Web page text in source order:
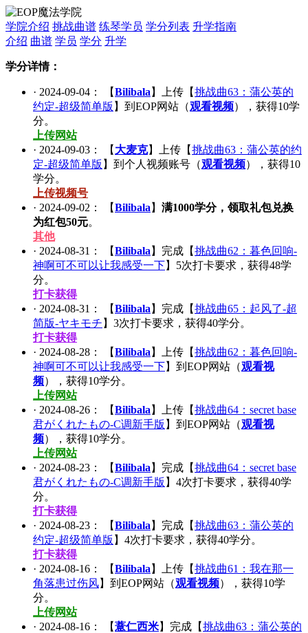
学院介绍 挑战曲谱 练琴学员 学分列表 升学指南
介绍 曲谱 学员 学分 升学
学分详情：
· 2024-09-04 ： 【Bilibala 】上传【挑战曲63：蒲公英的
约定-超级简单版 】到EOP网站（观看视频），获得10学
分。
上传网站
· 2024-09-03 ： 【 大麦克】上传【挑战曲63：蒲公英的约
定-超级简单版 】到个人视频账号（观看视频），获得10
学分。
上传视频号
· 2024-09-02 ： 【Bilibala 】 满1000学分，领取礼包兑换
为红包50元。
其他
· 2024-08-31 ： 【Bilibala 】完成【挑战曲62：暮色回响-
神啊可不可以让我感受一下】 5次打卡要求，获得48学
分。
打卡获得
· 2024-08-31 ： 【Bilibala 】完成【挑战曲65：起风了-超
简版-ヤキモチ 】 3次打卡要求，获得40学分。
打卡获得
· 2024-08-28 ： 【Bilibala 】上传【挑战曲62：暮色回响-
神啊可不可以让我感受一下】到EOP网站（观看视
频），获得10学分。
上传网站
· 2024-08-26 ： 【Bilibala 】上传【挑战曲64：secret base
君がくれたもの-C调新手版 】到EOP网站（观看视
频），获得10学分。
上传网站
· 2024-08-23 ： 【Bilibala 】完成【挑战曲64：secret base
君がくれたもの-C调新手版 】 4次打卡要求，获得40学
分。
打卡获得
· 2024-08-23 ： 【Bilibala 】完成【挑战曲63：蒲公英的
约定-超级简单版 】 4次打卡要求，获得40学分。
打卡获得
· 2024-08-16 ： 【Bilibala 】上传【挑战曲61：我在那一
角落患过伤风】到EOP网站（观看视频），获得10学
分。
上传网站
· 2024-08-16 ： 【薏仁西米】完成【挑战曲63：蒲公英的